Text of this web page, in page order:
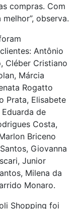
compras. Com
observa.
Antônio
Cléber Cristiano
Márcia
Rogatto
Prata, Elisabete
Eduarda de
Costa,
Briceno
Giovanna
Junior
Milena da
Monaro.
Shopping foi